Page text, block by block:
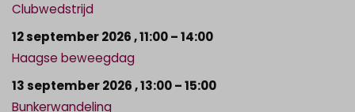
Clubwedstrijd
12 september 2026,11:00– 14:00
Haagse beweegdag
13 september 2026,13:00– 15:00
Bunkerwandeling